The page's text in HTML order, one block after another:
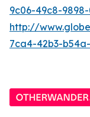
9c06-49c8-
http://
7ca4-42b3-